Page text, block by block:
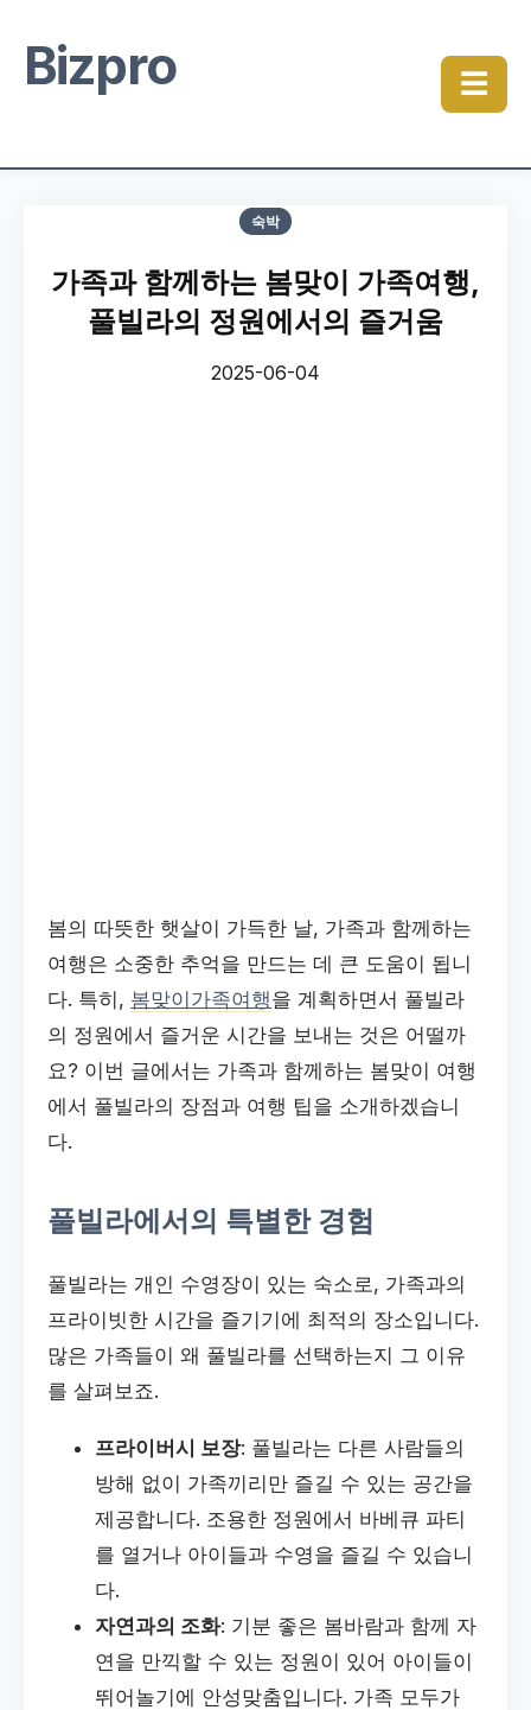
Bizpro ☰
숙박
가족과 함께하는 봄맞이 가족여행,
풀빌라의 정원에서의 즐거움
2025-06-04
봄의 따뜻한 햇살이 가득한 날, 가족과 함께하는
여행은 소중한 추억을 만드는 데 큰 도움이 됩니
다. 특히, 봄맞이가족여행을 계획하면서 풀빌라
의 정원에서 즐거운 시간을 보내는 것은 어떨까
요? 이번 글에서는 가족과 함께하는 봄맞이 여행
에서 풀빌라의 장점과 여행 팁을 소개하겠습니
다.
풀빌라에서의 특별한 경험
풀빌라는 개인 수영장이 있는 숙소로, 가족과의
프라이빗한 시간을 즐기기에 최적의 장소입니다.
많은 가족들이 왜 풀빌라를 선택하는지 그 이유
를 살펴보죠.
프라이버시 보장: 풀빌라는 다른 사람들의
방해 없이 가족끼리만 즐길 수 있는 공간을
제공합니다. 조용한 정원에서 바베큐 파티
를 열거나 아이들과 수영을 즐길 수 있습니
다.
자연과의 조화: 기분 좋은 봄바람과 함께 자
연을 만끽할 수 있는 정원이 있어 아이들이
뛰어놀기에 안성맞춤입니다. 가족 모두가